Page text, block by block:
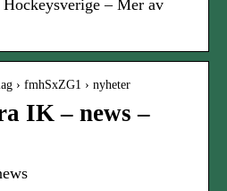
– Mer av
› fmhSxZG1 › nyheter
IK – news –